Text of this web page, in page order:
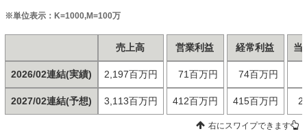
※単位表示：K=1000,M=100万
2026/02連結(実績)
2027/02連結(予想)
売上高
2,197百万円
3,113百万円
営業利益
71百万円
412百万円
経常利益
74百万円
415百万円
当
右にスワイプできます